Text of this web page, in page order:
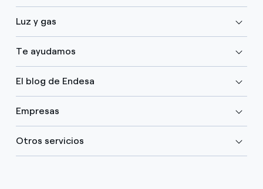
Luz y gas
Te ayudamos
El blog de Endesa
Empresas
Otros servicios